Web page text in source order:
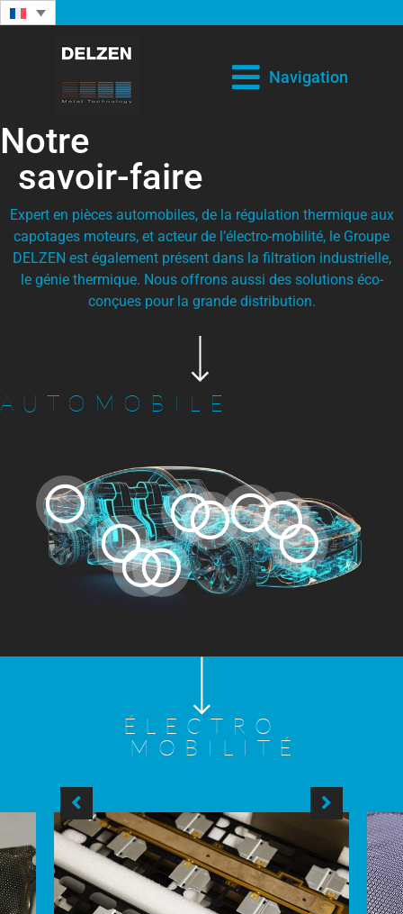
Navigation
Notre
savoir-faire
Expert en pièces automobiles, de la régulation thermique aux
capotages moteurs, et acteur de l’électro-mobilité, le Groupe
DELZEN est également présent dans la filtration industrielle,
le génie thermique. Nous offrons aussi des solutions éco-
conçues pour la grande distribution.
AUTOMOBILE
ÉLECTRO
MOBILITÉ